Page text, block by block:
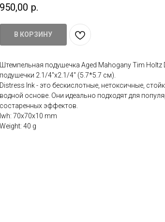
950,00 р.
В КОРЗИНУ
Штемпельная подушечка Aged Mahogany Tim Holtz
подушечки 2.1/4"x2.1/4" (5.7*5.7 см).
Distress Ink - это бескислотные, нетоксичные,
водной основе. Они идеально подходят для
состаренных эффектов.
lwh: 70x70x10 mm
Weight: 40 g